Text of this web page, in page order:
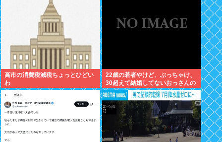
高市の消費税減税ちょっとひどい
わ
22歳の若者やけど、ぶっちゃけ、
30超えて結婚してないおっさんの
こと見下してる